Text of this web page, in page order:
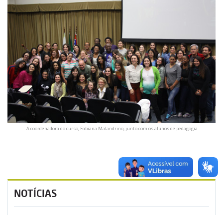
A coordenadora do curso, Fabiana Malandrino, junto com os alunos de pedagogia
NOTÍCIAS